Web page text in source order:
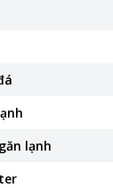
lạnh